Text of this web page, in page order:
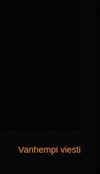
Vanhempi viesti